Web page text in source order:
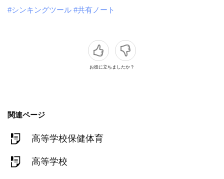
#シンキングツール #共有ノート
お役に立ちましたか？
関連ページ
高等学校保健体育
高等学校